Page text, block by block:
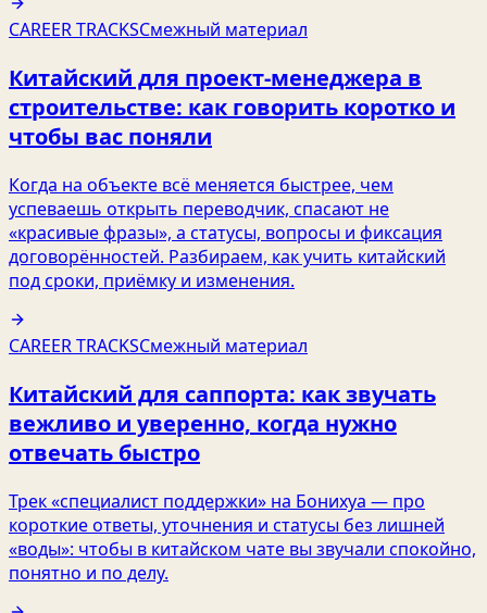
CAREER TRACKSСмежный материал
Китайский для проект‑менеджера в
строительстве: как говорить коротко и
чтобы вас поняли
Когда на объекте всё меняется быстрее, чем
успеваешь открыть переводчик, спасают не
«красивые фразы», а статусы, вопросы и фиксация
договорённостей. Разбираем, как учить китайский
под сроки, приёмку и изменения.
CAREER TRACKSСмежный материал
Китайский для саппорта: как звучать
вежливо и уверенно, когда нужно
отвечать быстро
Трек «специалист поддержки» на Бонихуа — про
короткие ответы, уточнения и статусы без лишней
«воды»: чтобы в китайском чате вы звучали спокойно,
понятно и по делу.